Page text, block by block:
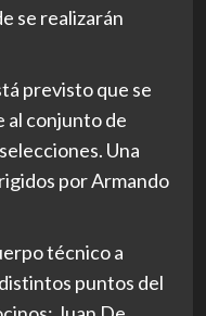
se realizarán
previsto que se
al conjunto de
Una
por Armando
técnico a
puntos del